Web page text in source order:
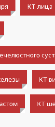
КТ лица
КТ
КТ